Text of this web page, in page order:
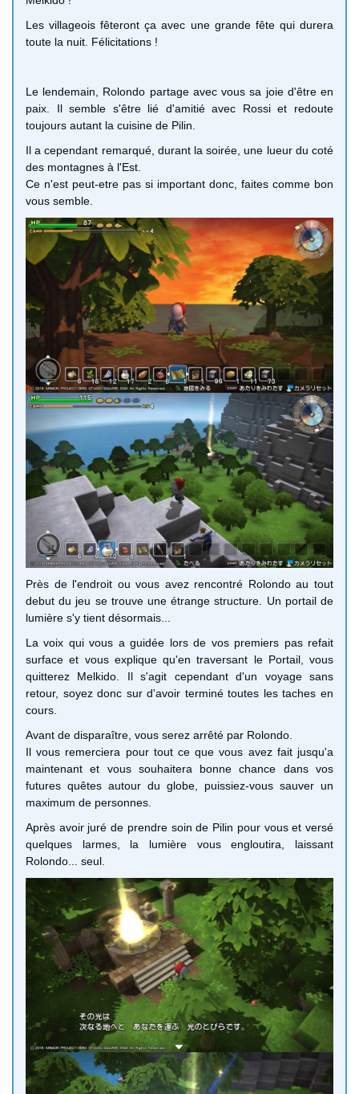
Les villageois fêteront ça avec une grande fête qui durera
toute la nuit. Félicitations !
Le lendemain, Rolondo partage avec vous sa joie d'être en
paix. Il semble s'être lié d'amitié avec Rossi et redoute
toujours autant la cuisine de Pilin.
Il a cependant remarqué, durant la soirée, une lueur du coté
des montagnes à l'Est.
Ce n'est peut-etre pas si important donc, faites comme bon
vous semble.
Près de l'endroit ou vous avez rencontré Rolondo au tout
debut du jeu se trouve une étrange structure. Un portail de
lumière s'y tient désormais...
La voix qui vous a guidée lors de vos premiers pas refait
surface et vous explique qu'en traversant le Portail, vous
quitterez Melkido. Il s'agit cependant d'un voyage sans
retour, soyez donc sur d'avoir terminé toutes les taches en
cours.
Avant de disparaître, vous serez arrêté par Rolondo.
Il vous remerciera pour tout ce que vous avez fait jusqu'a
maintenant et vous souhaitera bonne chance dans vos
futures quêtes autour du globe, puissiez-vous sauver un
maximum de personnes.
Après avoir juré de prendre soin de Pilin pour vous et versé
quelques larmes, la lumière vous engloutira, laissant
Rolondo... seul.